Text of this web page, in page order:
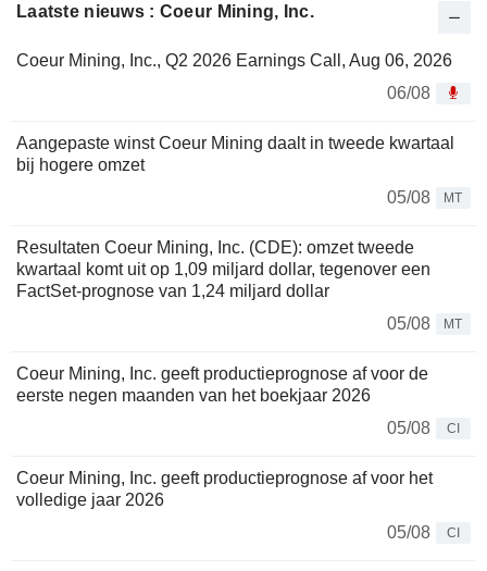
Laatste nieuws : Coeur Mining, Inc.
Coeur Mining, Inc., Q2 2026 Earnings Call, Aug 06, 2026
06/08
Aangepaste winst Coeur Mining daalt in tweede kwartaal
bij hogere omzet
05/08
MT
Resultaten Coeur Mining, Inc. (CDE): omzet tweede
kwartaal komt uit op 1,09 miljard dollar, tegenover een
FactSet-prognose van 1,24 miljard dollar
05/08
MT
Coeur Mining, Inc. geeft productieprognose af voor de
eerste negen maanden van het boekjaar 2026
05/08
CI
Coeur Mining, Inc. geeft productieprognose af voor het
volledige jaar 2026
05/08
CI